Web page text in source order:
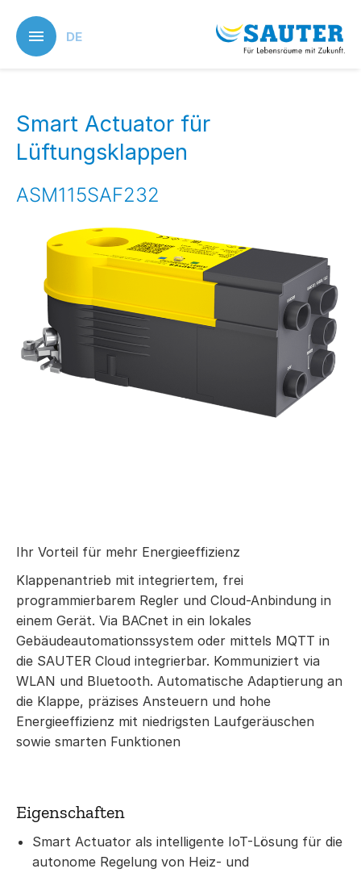
main
content
DE
Smart Actuator für
Lüftungsklappen
ASM115SAF232
Ihr Vorteil für mehr Energieeffizienz
Klappenantrieb mit integriertem, frei
programmierbarem Regler und Cloud-Anbindung in
einem Gerät. Via BACnet in ein lokales
Gebäudeautomationssystem oder mittels MQTT in
die SAUTER Cloud integrierbar. Kommuniziert via
WLAN und Bluetooth. Automatische Adaptierung an
die Klappe, präzises Ansteuern und hohe
Energieeffizienz mit niedrigsten Laufgeräuschen
sowie smarten Funktionen
Eigenschaften
Smart Actuator als intelligente IoT-Lösung für die
autonome Regelung von Heiz- und